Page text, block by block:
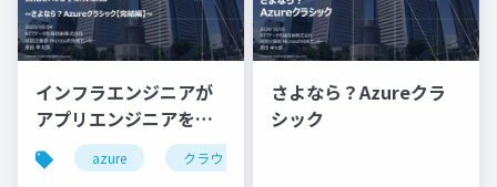
インフラエンジニアが
アプリエンジニアを目
指しAIを学ぶ体験記 ~
さよなら？Azureクラ
azure クラウド
さよなら？Azureクラ
シック